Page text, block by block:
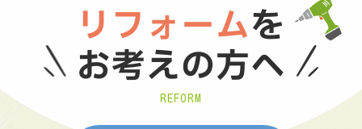
リフォームを
お考えの方へ
REFORM